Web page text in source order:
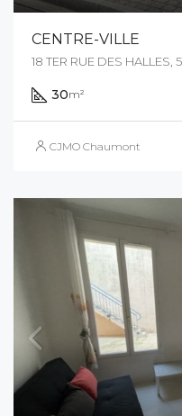
CENTRE-VILLE
18 TER RUE DES
30m²
CJMO Chaumont